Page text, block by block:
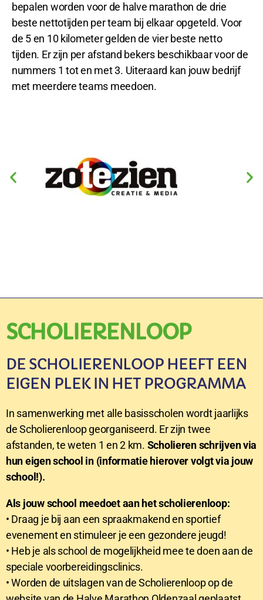
bepalen worden voor de halve marathon de drie
beste nettotijden per team bij elkaar opgeteld. Voor
de 5 en 10 kilometer gelden de vier beste netto
tijden. Er zijn per afstand bekers beschikbaar voor de
nummers 1 tot en met 3. Uiteraard kan jouw bedrijf
met meerdere teams meedoen.
SCHOLIERENLOOP
DE SCHOLIERENLOOP HEEFT EEN
EIGEN PLEK IN HET PROGRAMMA
In samenwerking met alle basisscholen wordt jaarlijks
de Scholierenloop georganiseerd. Er zijn twee
afstanden, te weten 1 en 2 km. Scholieren schrijven via
hun eigen school in (informatie hierover volgt via jouw
school!).
Als jouw school meedoet aan het scholierenloop:
• Draag je bij aan een spraakmakend en sportief
evenement en stimuleer je een gezondere jeugd!
• Heb je als school de mogelijkheid mee te doen aan de
speciale voorbereidingsclinics.
• Worden de uitslagen van de Scholierenloop op de